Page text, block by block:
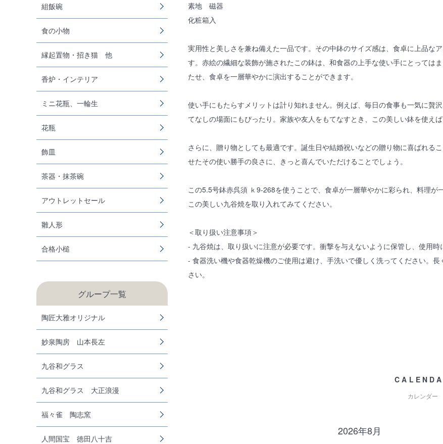
組飯碗
食の小物
縁起置物・招き猫 他
香炉・インテリア
ミニ花瓶、一輪生
花瓶
飾皿
茶器・抹茶碗
アウトレットセール
雛人形
合格小槌
グループ一覧
陶匠大雅オリジナル
妙泉陶房 山本長左
九谷和グラス
九谷和グラス 大正浪漫
福々雀 陶志窯
人間国宝 徳田八十吉
素地 磁器
化粧箱入
実用性と美しさを兼ね備えた一品です。その中鉢のサイズ感は、食卓に上品な
す。赤絵の繊細な装飾が施されたこの鉢は、和食器の上手な使い手にとっては
たせ、食卓を一層華やかに演出することができます。
使い手にもたらすメリットは計り知れません。例えば、毎日の食事も一気に贅
てなしの場面にもぴったり。家族や友人をもてなすとき、この美しい鉢を使え
さらに、贈り物としても最適です。誕生日や結婚祝いなどの贈り物に喜ばれる
せたその使い勝手の良さに、きっと喜んでいただけることでしょう。
この5.5号鉢赤呉須 ｋ9-268を使うことで、食卓が一層華やかに彩られ、料理
この美しい九谷焼を取り入れてみてください。
＜取り扱い注意事項＞
- 九谷焼は、取り扱いに注意が必要です。衝撃を与えないように保管し、使用時
- 食器洗い機や食器乾燥機のご使用は避け、手洗いで優しく洗ってください。
さい。
カレンダー
2026年8月